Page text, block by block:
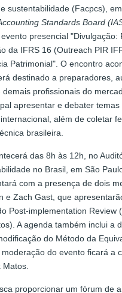
sustentabilidade (Facpcs),
Standards Board
presencial "Divulgação:
da IFRS 16 (Outreach PIR
Patrimonial". O encontro
destinado a preparadores,
demais profissionais do
apresentar e debater temas
além de coletar
brasileira.
das 8h às 12h, no
no Brasil, em São
com a presença de dois
e Zach Gast, que
Post-implementation Review
A agenda também inclui a
do Método da
moderação do evento ficará a
Matos.
proporcionar um fórum de